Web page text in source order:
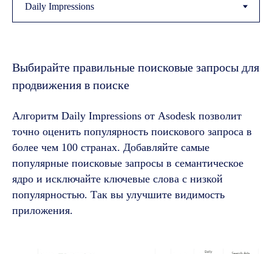
Выбирайте правильные поисковые запросы для
продвижения в поиске
Алгоритм Daily Impressions от Asodesk позволит
точно оценить популярность поискового запроса в
более чем 100 странах. Добавляйте самые
популярные поисковые запросы в семантическое
ядро и исключайте ключевые слова с низкой
популярностью. Так вы улучшите видимость
приложения.